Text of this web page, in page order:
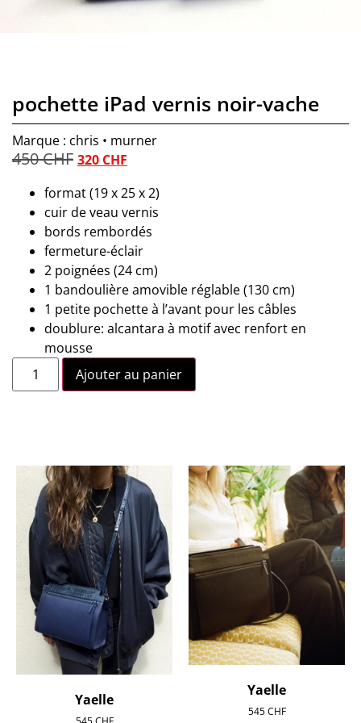
pochette iPad vernis noir-vache
Marque : chris • murner
450CHF 320 CHF
format (19 x 25 x 2)
cuir de veau vernis
bords rembordés
fermeture-éclair
2 poignées (24 cm)
1 bandoulière amovible réglable (130 cm)
1 petite pochette à l’avant pour les câbles
doublure: alcantara à motif avec renfort en
mousse
Ajouter au panier
Yaelle
Yaelle
545CHF